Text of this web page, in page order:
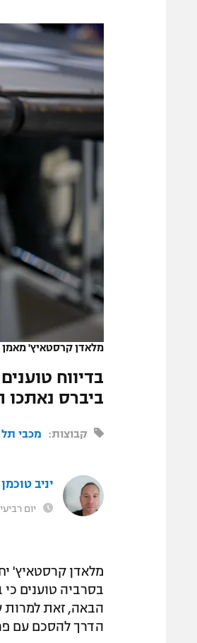
תקנון משתתפים וזוכים
תקנון עבור פעילות
תקנון עבור פעילות ספורט 1 – "מרלן"
טניס
גיימינג E-Sports
תנאי שימוש
מדיניות פרטיות
תקנון פעילות ספורט 1
רשיון להקרנה פומבית
הצטרפות לחבילת הערוצים
לוח דרושים – ג'ובנט
תגיות
המגזין
מלאדן קרסטאיץ' מאמן
בדיווח
ביברס נאתכו
קבוצות: מכבי תל
יניב טוכמן
יום רביעי, 18:22,
מלאדן קרסטאיץ'
בסרביה טוענים
הבאה, זאת למרות
הדרך להסכם עם